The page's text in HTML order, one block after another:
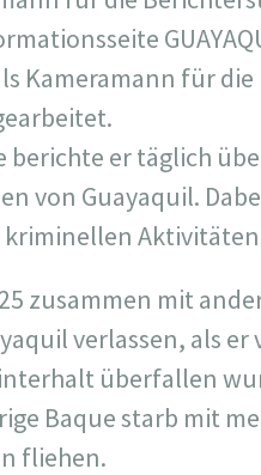
Kameramann für die
er täglich
von Guayaquil.
kriminellen
zusammen mit
verlassen, als
überfallen
Baque starb mit
fliehen.